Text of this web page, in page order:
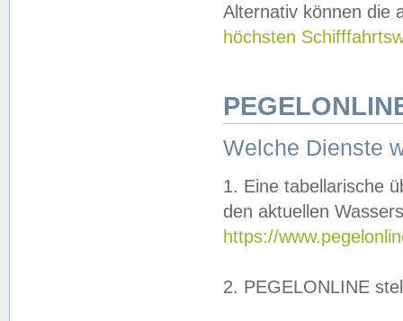
Alternativ können die
höchsten
Welche Dienste
1. Eine tabellarische
den aktuellen
https://
2. PEGELONLINE